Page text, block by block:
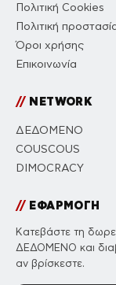
Πολιτική Cookies
Πολιτική
Όροι χρήσης
Επικοινωνία
//NETWORK
ΔΕΔΟΜΕΝΟ
COUSCOUS
DIMOCRACY
//ΕΦΑΡΜΟΓΗ
Κατεβάστε τη
ΔΕΔΟΜΕΝΟ και
αν βρίσκεστε.